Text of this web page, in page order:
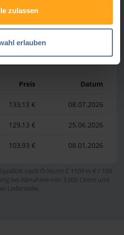
zulassen
erlauben
196,12 €
Tiefstwerte
Preis Datum
133,13 € 08.07.2026
129,13 € 25.06.2026
103,93 € 08.01.2026
nach Ö-Norm C 1109 in € / 100
bei Abnahme von 3.000 Litern und
Lieferstelle.